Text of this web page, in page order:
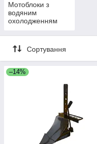
Мотоблоки з
водяним
охолодженням
Сортування
–14%